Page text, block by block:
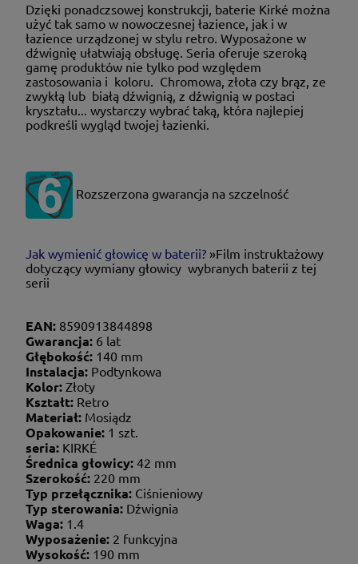
Dzięki ponadczsowej konstrukcji, baterie Kirké można
użyć tak samo w nowoczesnej łazience, jak i w
łazience urządzonej w stylu retro. Wyposażone w
dźwignię ułatwiają obsługę. Seria oferuje szeroką
gamę produktów nie tylko pod względem
zastosowania i koloru. Chromowa, złota czy brąz, ze
zwykłą lub białą dźwignią, z dźwignią w postaci
kryształu... wystarczy wybrać taką, która najlepiej
podkreśli wygląd twojej łazienki.
Rozszerzona gwarancja na szczelność
Jak wymienić głowicę w baterii? »Film instruktażowy
dotyczący wymiany głowicy wybranych baterii z tej
serii
EAN: 8590913844898
Gwarancja: 6 lat
Głębokość: 140 mm
Instalacja: Podtynkowa
Kolor: Złoty
Kształt: Retro
Materiał: Mosiądz
Opakowanie: 1 szt.
seria: KIRKÉ
Średnica głowicy: 42 mm
Szerokość: 220 mm
Typ przełącznika: Ciśnieniowy
Typ sterowania: Dźwignia
Waga: 1.4
Wyposażenie: 2 funkcyjna
Wysokość: 190 mm